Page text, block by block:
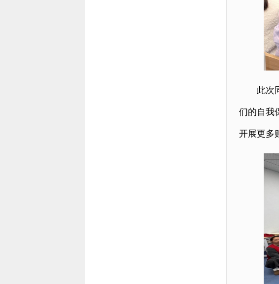
此次
们的自我
开展更多